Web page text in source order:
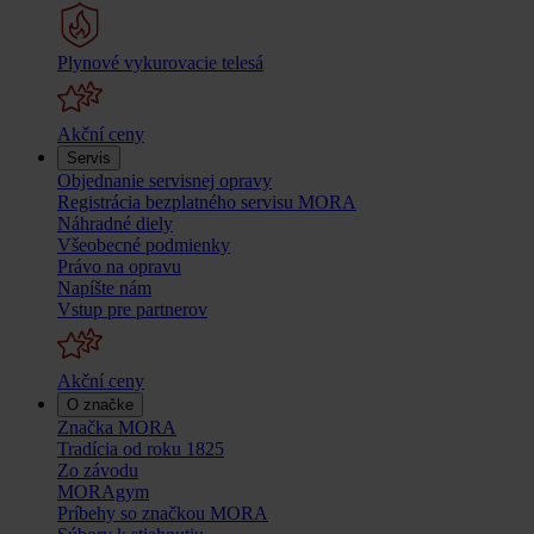
Plynové vykurovacie telesá
Akční ceny
Servis
Objednanie servisnej opravy
Registrácia bezplatného servisu MORA
Náhradné diely
Všeobecné podmienky
Právo na opravu
Napíšte nám
Vstup pre partnerov
Akční ceny
O značke
Značka MORA
Tradícia od roku 1825
Zo závodu
MORAgym
Príbehy so značkou MORA